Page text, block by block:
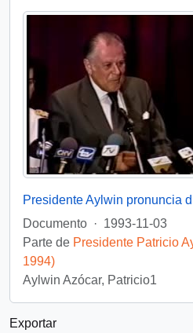
Documento · 1993-11-03
Parte de Presidente Patricio
1994)
Aylwin Azócar, Patricio1
Exportar